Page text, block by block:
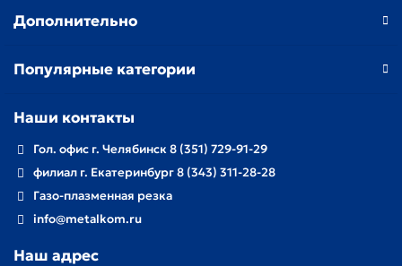
Дополнительно
Популярные категории
Наши контакты
Гол. офис г. Челябинск 8 (351) 729-91-29
филиал г. Екатеринбург 8 (343) 311-28-28
Газо-плазменная резка
info@metalkom.ru
Наш адрес